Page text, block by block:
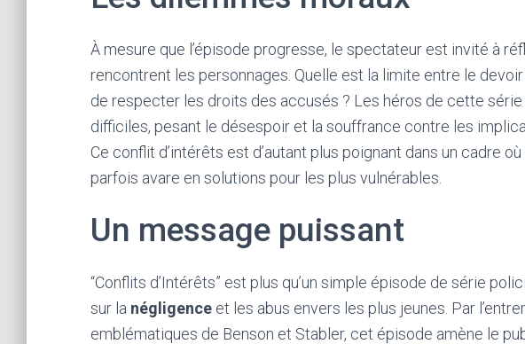
À mesure que l’épisode progresse, le spectateur est invité à
rencontrent les personnages. Quelle est la limite entre le
de respecter les droits des accusés ? Les héros de cette
difficiles, pesant le désespoir et la souffrance contre les
Ce conflit d’intérêts est d’autant plus poignant dans un cadre
parfois avare en solutions pour les plus vulnérables.
Un message puissant
“Conflits d’Intérêts” est plus qu’un simple épisode de série
sur la négligence et les abus envers les plus jeunes. Par
emblématiques de Benson et Stabler, cet épisode amène le